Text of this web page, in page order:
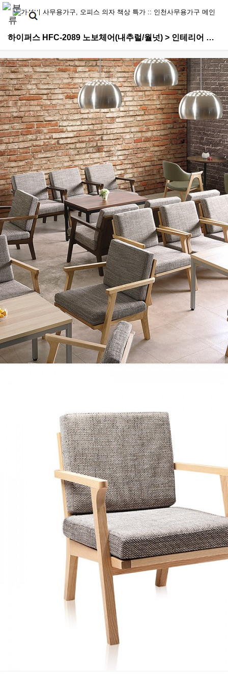
하이퍼스 HFC-2089 노보체어(내추럴/월넛) > 인테리어 소파